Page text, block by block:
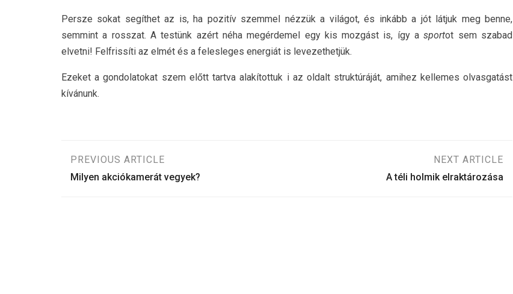
Persze sokat segíthet az is, ha pozitív szemmel nézzük a világot, és inkább a jót látjuk meg benne,
semmint a rosszat. A testünk azért néha megérdemel egy kis mozgást is, így asportot sem szabad
elvetni! Felfrissíti az elmét és a felesleges energiát is levezethetjük.
Ezeket a gondolatokat szem előtt tartva alakítottuk i az oldalt struktúráját, amihez kellemes olvasgatást
kívánunk.
Bejegyzés
PREVIOUS ARTICLE
Milyen akciókamerát vegyek?
NEXT ARTICLE
A téli holmik elraktározása